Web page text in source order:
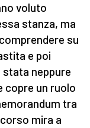
voluto
stanza, ma
su
e poi
stata neppure
copre un ruolo
tra
mira a